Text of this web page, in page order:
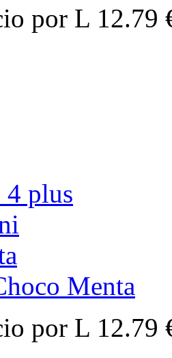
por L 12.79
Menta
por L 12.79